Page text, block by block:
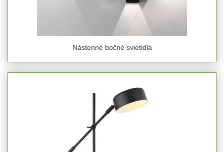
Nástenné bočné svietidlá